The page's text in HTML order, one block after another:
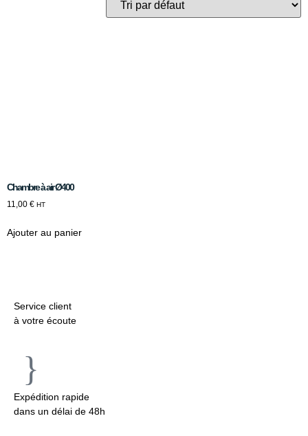
Service client
à votre écoute
Expédition rapide
dans un délai de 48h
Chambre à air Ø400
11,00 € HT
Ajouter au panier